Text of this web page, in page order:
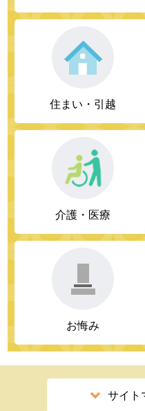
住まい・引越
介護・医療
お悔み
サイト